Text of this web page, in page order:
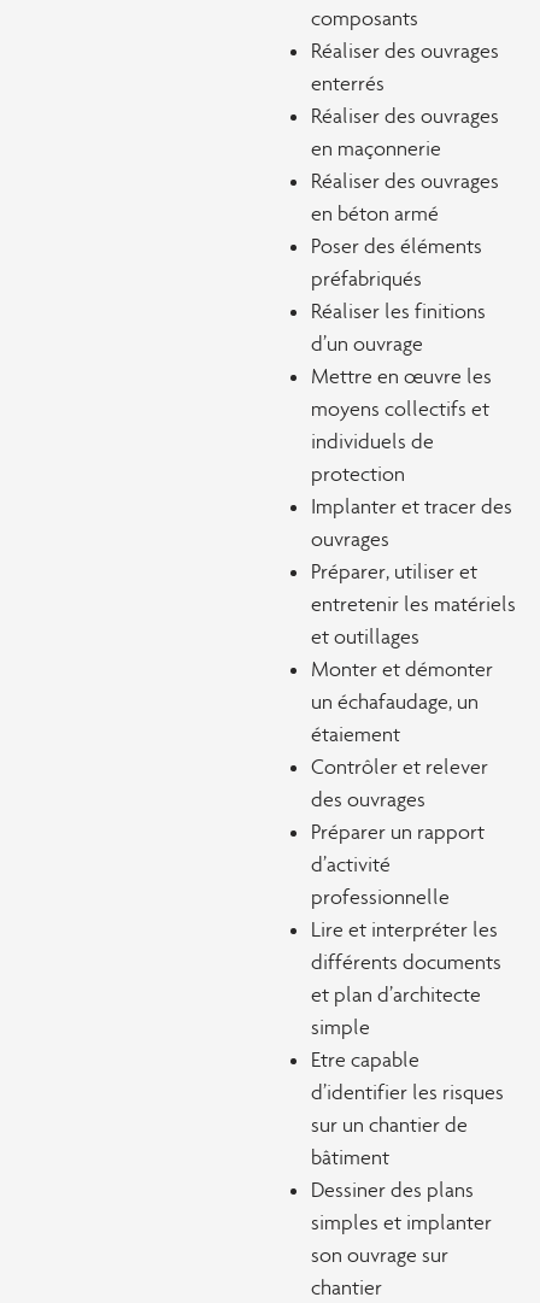
composants
Réaliser des ouvrages
enterrés
Réaliser des ouvrages
en maçonnerie
Réaliser des ouvrages
en béton armé
Poser des éléments
préfabriqués
Réaliser les finitions
d’un ouvrage
Mettre en œuvre les
moyens collectifs et
individuels de
protection
Implanter et tracer des
ouvrages
Préparer, utiliser et
entretenir les matériels
et outillages
Monter et démonter
un échafaudage, un
étaiement
Contrôler et relever
des ouvrages
Préparer un rapport
d’activité
professionnelle
Lire et interpréter les
différents documents
et plan d’architecte
simple
Etre capable
d’identifier les risques
sur un chantier de
bâtiment
Dessiner des plans
simples et implanter
son ouvrage sur
chantier